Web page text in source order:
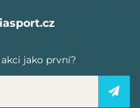
jako první?